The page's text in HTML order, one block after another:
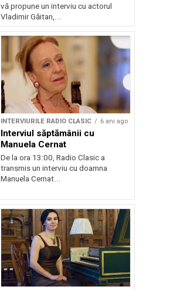
vă propune un interviu cu actorul
Vladimir Găitan,...
INTERVIURILE RADIO CLASIC 6 ani ago
Interviul săptămânii cu
Manuela Cernat
De la ora 13:00, Radio Clasic a
transmis un interviu cu doamna
Manuela Cernat...